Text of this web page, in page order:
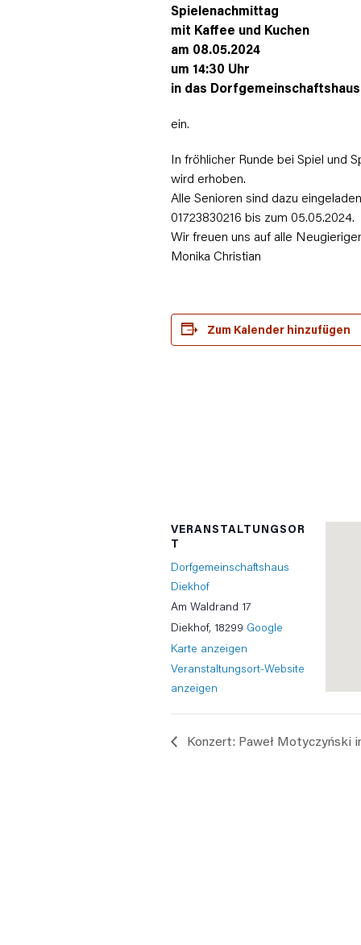
Spielenachmittag
mit Kaffee und Kuchen
am 08.05.2024
um 14:30 Uhr
in das
ein.
In fröhlicher Runde bei Spiel und
wird erhoben.
Alle Senioren sind dazu
01723830216 bis zum 05.05.2024.
Wir freuen uns auf alle
Monika Christian
Zum Kalender hinzufügen
VERANSTALTUNGSOR
T
Dorfgemeinschaftshaus
Diekhof
Am Waldrand 17
Diekhof, 18299 Google
Karte anzeigen
Veranstaltungsort-Website
anzeigen
Konzert: Paweł Motyczyński